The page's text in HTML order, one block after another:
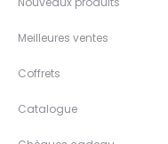
Meilleures ventes
Coffrets
Catalogue